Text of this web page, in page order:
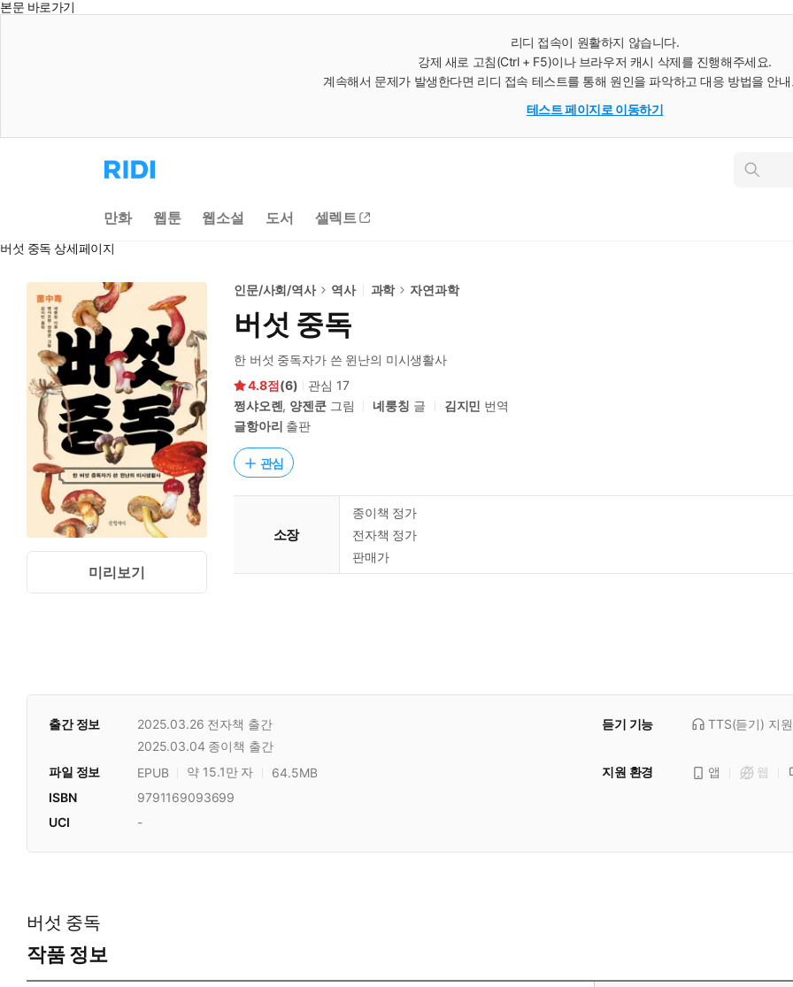
본문 바로가기
리디 접속이 원활하지 않습니다.
강제 새로 고침(Ctrl + F5)이나 브라우저 캐시 삭제를 진행해주세요.
계속해서 문제가 발생한다면 리디 접속 테스트를 통해 원인을 파악하고 대응 방법을 안
테스트 페이지로 이동하기
리
디
으
로
동
인
만화 웹툰 웹소설 도서 셀렉트
버섯 중독 상세페이지
미리보기
인문/사회/역사 역사 과학 자연과학
버섯 중독
한 버섯 중독자가 쓴 윈난의 미시생활사
4.8
(6) 관심 17
쩡샤오롄, 양젠쿤그림 녜룽칭 글 김지민 번역
글항아리 출판
관심
소장
종이책 정가
전자책 정가
판매가
출간 정보 2025.03.26 전자책 출간
2025.03.04 종이책 출간
듣기 기능 TTS(듣기) 지원
파일 정보 EPUB 약 15.1만 자 64.5MB 지원 환경 앱
웹
ISBN
9791169093699
UCI
-
버섯 중독
작품 정보